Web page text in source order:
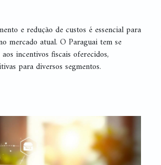
e redução de custos é essencial para
mercado atual. O Paraguai tem se
incentivos fiscais oferecidos,
para diversos segmentos.